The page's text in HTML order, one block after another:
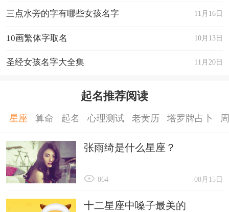
11月16日
三点水旁的字有哪些女孩名字
10月13日
10画繁体字取名
11月20日
圣经女孩名字大全集
起名推荐阅读
星座 算命 起名 心理测试 老黄历 塔罗牌占卜
张雨绮是什么星座？
08月15日
864
十二星座中嗓子最美的